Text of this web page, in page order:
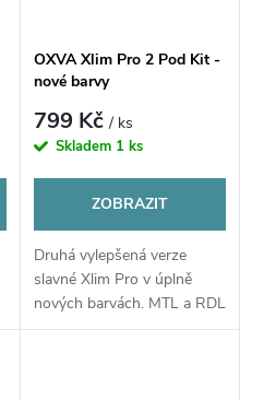
OXVA Xlim Pro 2 Pod Kit -
nové barvy
799 Kč/ ks
Skladem 1 ks
ZOBRAZIT
Druhá vylepšená verze
slavné Xlim Pro v úplně
nových barvách. MTL a RDL
potah, baterie 1300mAh,